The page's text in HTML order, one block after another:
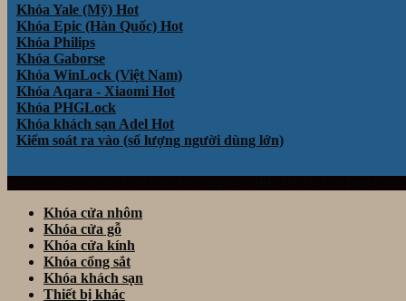
Khóa Yale (Mỹ)
Khóa Epic (Hàn Quốc)
Khóa Philips
Khóa Gaborse
Khóa WinLock (Việt Nam)
Khóa Aqara - Xiaomi
Khóa PHGLock
Khóa khách sạn Adel
Kiểm soát ra vào (số lượng người dùng lớn)
Khóa cửa nhôm
Khóa cửa gỗ
Khóa cửa kính
Khóa cổng sắt
Khóa khách sạn
Thiết bị khác